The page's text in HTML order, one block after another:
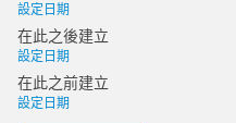
設定日期
在此之後建立
設定日期
在此之前建立
設定日期